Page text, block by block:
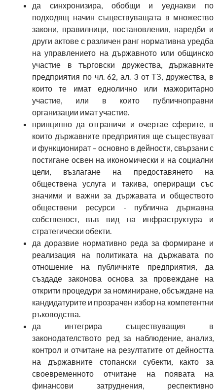
да синхронизира, обобщи и уеднакви по
подходящ начин съществуващата в множество
закони, правилници, постановления, наредби и
други актове с различен ранг нормативна уредба
на управлението на държавното или общинско
участие в търговски дружества, държавните
предприятия по чл. 62, ал. 3 от ТЗ, дружества, в
които те имат еднолично или мажоритарно
участие, или в които публичноправни
организации имат участие.
принципно да отграничи и очертае сферите, в
които държавните предприятия ще съществуват
и функционират – основно в дейности, свързани с
постигане освен на икономически и на социални
цели, възлагане на предоставянето на
обществена услуга и такива, опериращи със
значими и важни за държавата и обществото
обществени ресурси - публична държавна
собственост, във вид на инфраструктура и
стратегически обекти.
да доразвие нормативно реда за формиране и
реализация на политиката на държавата по
отношение на публичните предприятия, да
създаде законова основа за провеждане на
открити процедури за номиниране, обсъждане на
кандидатурите и прозрачен избор на компетентни
ръководства.
да интегрира съществуващия в
законодателството ред за наблюдение, анализ,
контрол и отчитане на резултатите от дейността
на държавните стопански субекти, както за
своевременното отчитане на появата на
финансови затруднения, респективно